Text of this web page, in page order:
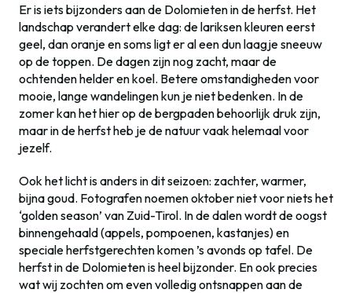
Er is iets bijzonders aan de Dolomieten in de herfst. Het
landschap verandert elke dag: de lariksen kleuren eerst
geel, dan oranje en soms ligt er al een dun laagje sneeuw
op de toppen. De dagen zijn nog zacht, maar de
ochtenden helder en koel. Betere omstandigheden voor
mooie, lange wandelingen kun je niet bedenken. In de
zomer kan het hier op de bergpaden behoorlijk druk zijn,
maar in de herfst heb je de natuur vaak helemaal voor
jezelf.
Ook het licht is anders in dit seizoen: zachter, warmer,
bijna goud. Fotografen noemen oktober niet voor niets het
‘golden season’ van Zuid-Tirol. In de dalen wordt de oogst
binnengehaald (appels, pompoenen, kastanjes) en
speciale herfstgerechten komen ’s avonds op tafel. De
herfst in de Dolomieten is heel bijzonder. En ook precies
wat wij zochten om even volledig ontsnappen aan de